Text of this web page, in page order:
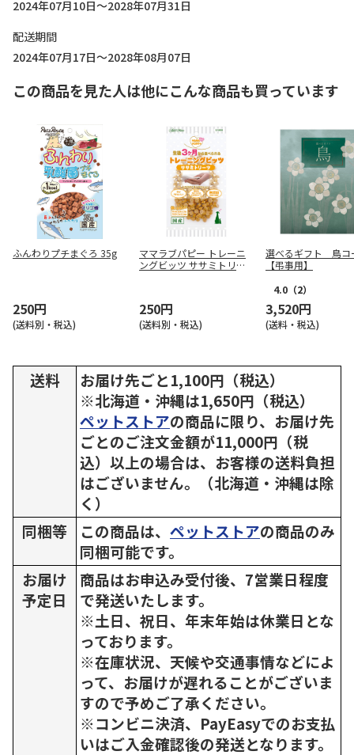
2024年07月10日～2028年07月31日
配送期間
2024年07月17日～2028年08月07日
この商品を見た人は他にこんな商品も買っています
ふんわりプチまぐろ 35g
250円
(送料別・税込)
ママラブパピー トレーニ
ングビッツ ササミトリー
250円
(送料別・税込)
選べるギフト 鳥コ
【弔事用】
4.0 （2）
3,520円
(送料・税込)
送料
お届け先ごと1,100円（税込）
※北海道・沖縄は1,650円（税込）
ペットストアの商品に限り、お届け先
ごとのご注文金額が11,000円（税
込）以上の場合は、お客様の送料負担
はございません。（北海道・沖縄は除
く）
同梱等
この商品は、 ペットストアの商品のみ
同梱可能です。
お届け
予定日
商品はお申込み受付後、7営業日程度
で発送いたします。
※土日、祝日、年末年始は休業日とな
っております。
※在庫状況、天候や交通事情などによ
って、お届けが遅れることがございま
すので予めご了承ください。
※コンビニ決済、PayEasyでのお支払
いはご入金確認後の発送となります。